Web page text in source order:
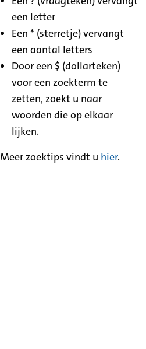
een letter
Een * (sterretje) vervangt
een aantal letters
Door een $ (dollarteken)
voor een zoekterm te
zetten, zoekt u naar
woorden die op elkaar
lijken.
Meer zoektips vindt u hier.